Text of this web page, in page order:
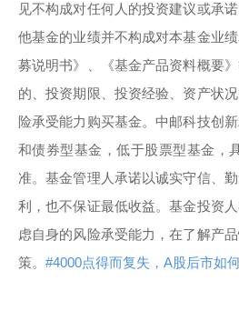
见不构成对任何人的投资建议或承
他基金的业绩并不构成对本基金业
募说明书》、《基金产品资料概要
的、投资期限、投资经验、资产状
险承受能力购买基金。中邮科技创
和债券型基金，低于股票型基金，
准。基金管理人承诺以诚实守信、
利，也不保证最低收益。基金投资
虑自身的风险承受能力，在了解产
策。 #4000点得而复失，A股后市如